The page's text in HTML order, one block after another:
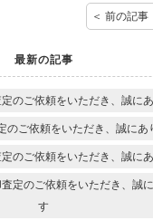
最新の記事
のご依頼をいただき、誠に
のご依頼をいただき、誠にあ
のご依頼をいただき、誠に
定のご依頼をいただき、誠
す